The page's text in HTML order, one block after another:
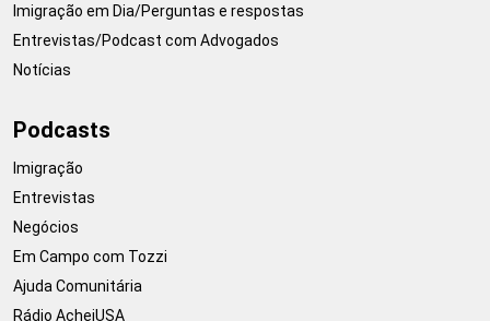
Imigração em Dia/Perguntas e respostas
Entrevistas/Podcast com Advogados
Notícias
Podcasts
Imigração
Entrevistas
Negócios
Em Campo com Tozzi
Ajuda Comunitária
Rádio AcheiUSA